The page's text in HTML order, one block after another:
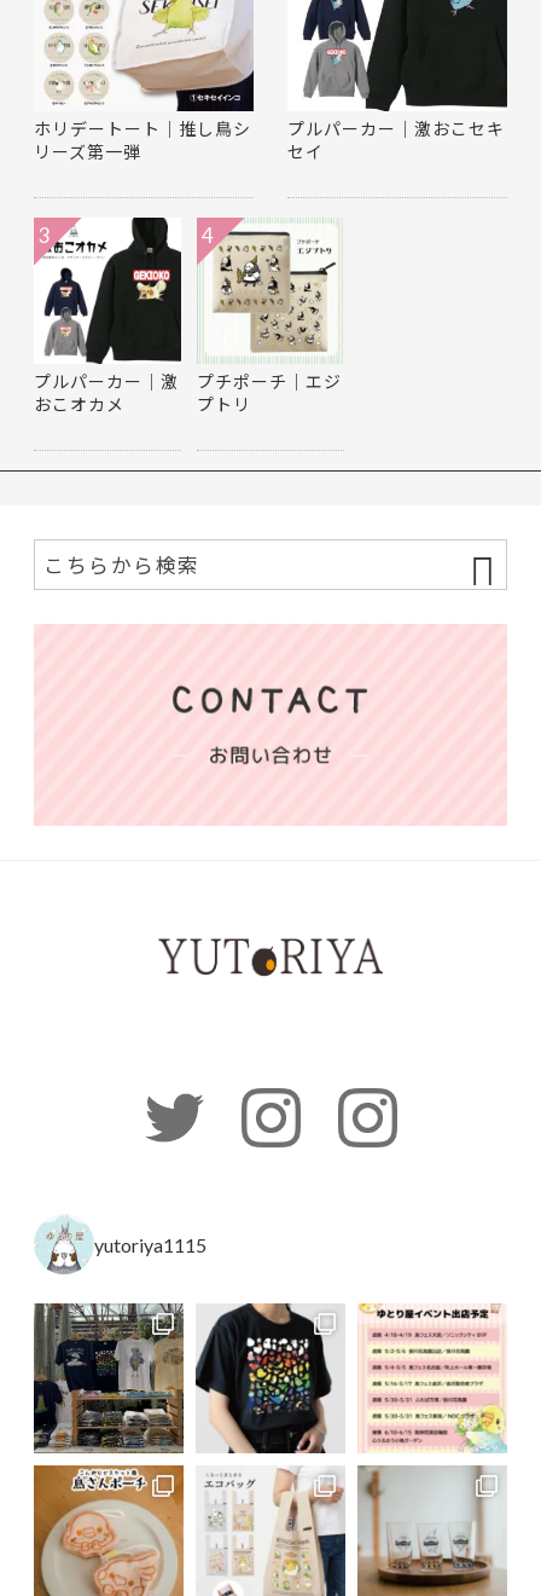
ホリデートート｜推し鳥シ
リーズ第一弾
プルパーカー｜激おこセキ
セイ
プルパーカー｜激
おこオカメ
3
プチポーチ｜エジ
プトリ
4
yutoriya1115